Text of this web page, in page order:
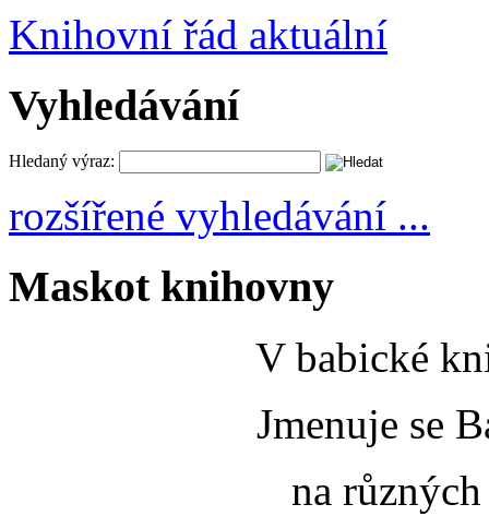
Knihovní řád aktuální
Vyhledávání
Hledaný výraz:
rozšířené vyhledávání ...
Maskot knihovny
V babické
Jmenuje se
na